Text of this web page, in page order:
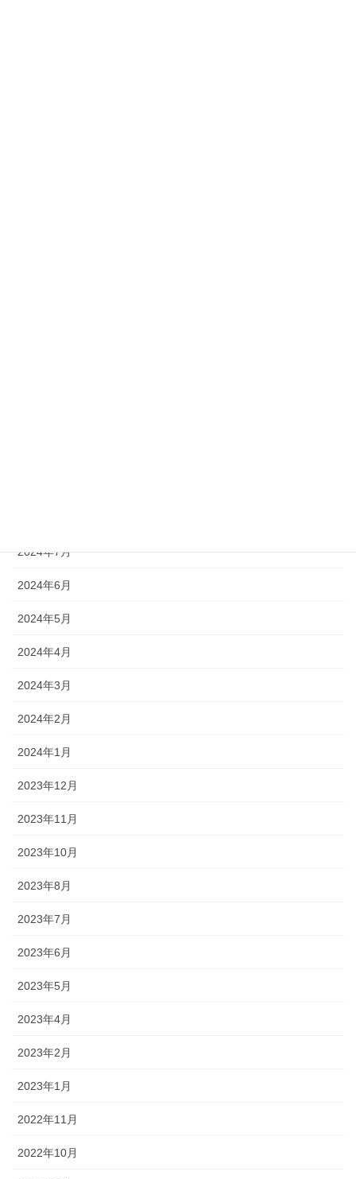
2024年7月
2024年6月
2024年5月
2024年4月
2024年3月
2024年2月
2024年1月
2023年12月
2023年11月
2023年10月
2023年8月
2023年7月
2023年6月
2023年5月
2023年4月
2023年2月
2023年1月
2022年11月
2022年10月